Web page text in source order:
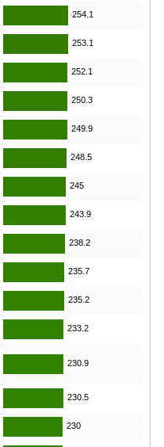
254.1
253.1
252.1
250.3
249.9
248.5
245
243.9
238.2
235.7
235.2
233.2
230.9
230.5
230